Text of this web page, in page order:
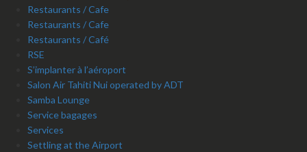
Restaurants / Cafe
Restaurants / Cafe
Restaurants / Café
RSE
S’implanter à l’aéroport
Salon Air Tahiti Nui operated by ADT
Samba Lounge
Service bagages
Services
Settling at the Airport